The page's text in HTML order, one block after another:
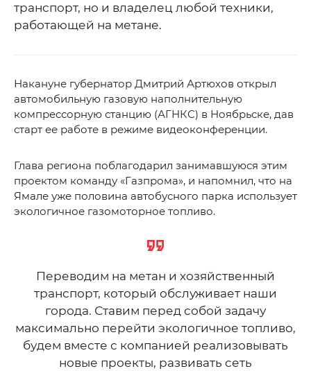
транспорт, но и владелец любой техники,
работающей на метане.
Накануне губернатор Дмитрий Артюхов открыл
автомобильную газовую наполнительную
компрессорную станцию (АГНКС) в Ноябрьске, дав
старт ее работе в режиме видеоконференции.
Глава региона поблагодарил занимавшуюся этим
проектом команду «Газпрома», и напомнил, что на
Ямале уже половина автобусного парка использует
экологичное газомоторное топливо.
Переводим на метан и хозяйственный
транспорт, который обслуживает наши
города. Ставим перед собой задачу
максимально перейти экологичное топливо,
будем вместе с компанией реализовывать
новые проекты, развивать сеть